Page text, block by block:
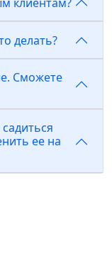
делать?
Сможете
ее на